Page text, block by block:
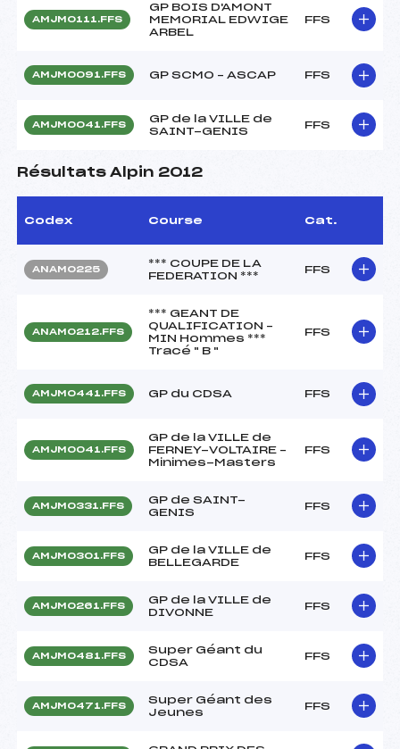
AMJM0111.FFS
GP BOIS D'AMONT
MEMORIAL EDWIGE
ARBEL
FFS
AMJM0091.FFS GP SCMO – ASCAP FFS
AMJM0041.FFS
GP de la VILLE de
SAINT-GENIS
FFS
Résultats Alpin 2012
Codex Course Cat.
ANAM0225
*** COUPE DE LA
FEDERATION ***
FFS
ANAM0212.FFS
*** GEANT DE
QUALIFICATION –
MIN Hommes ***
Tracé " B "
FFS
AMJM0441.FFS GP du CDSA FFS
AMJM0041.FFS
GP de la VILLE de
FERNEY-VOLTAIRE –
Minimes-Masters
FFS
AMJM0331.FFS
GP de SAINT-
GENIS
FFS
AMJM0301.FFS
GP de la VILLE de
BELLEGARDE
FFS
AMJM0261.FFS
GP de la VILLE de
DIVONNE
FFS
AMJM0481.FFS
Super Géant du
CDSA
FFS
AMJM0471.FFS
Super Géant des
Jeunes
FFS